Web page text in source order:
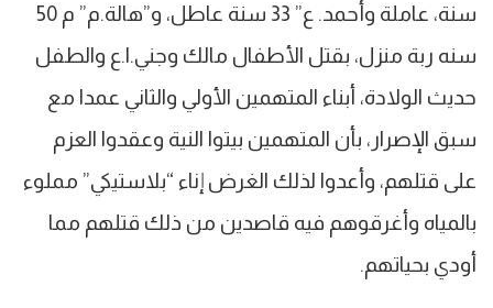
سنة، عاملة وأحمد. ع” 33 سنة عاطل، و”هالة.م” م 50
سنه ربة منزل، بقتل الأطفال مالك وجني.ا.ع والطفل
حديث الولادة، أبناء المتهمين الأولي والثاني عمدا مع
سبق الإصرار، بأن المتهمين بيتوا النية وعقدوا العزم
على قتلهم، وأعدوا لذلك الغرض إناء “بلاستيكي” مملوء
بالمياه وأغرقوهم فيه قاصدين من ذلك قتلهم مما
أودي بحياتهم.